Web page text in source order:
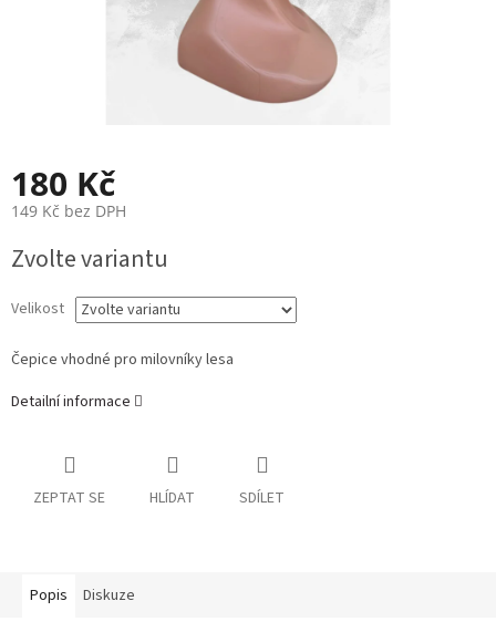
180 Kč
149 Kč bez DPH
cena:
Zvolte variantu
Velikost
Čepice vhodné pro milovníky lesa
Detailní informace
ZEPTAT SE HLÍDAT SDÍLET
Popis Diskuze